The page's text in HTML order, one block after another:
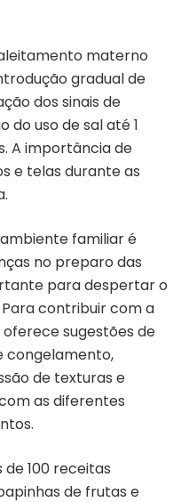
materno
gradual de
dos sinais de
do uso de sal até 1
A importância de
e telas durante as
familiar é
no preparo das
para despertar o
contribuir com a
sugestões de
congelamento,
de texturas e
as diferentes
100 receitas
de frutas e